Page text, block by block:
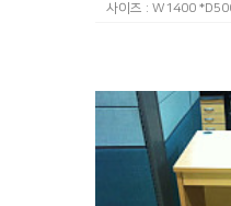
사이즈 : W1400